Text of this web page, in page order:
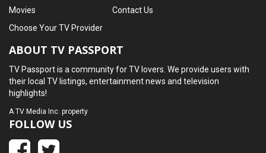
Movies
Contact Us
Choose Your TV Provider
ABOUT TV PASSPORT
TV Passport is a community for TV lovers. We provide users with
their local TV listings, entertainment news and television
highlights!
ATV Media Inc. property
FOLLOW US